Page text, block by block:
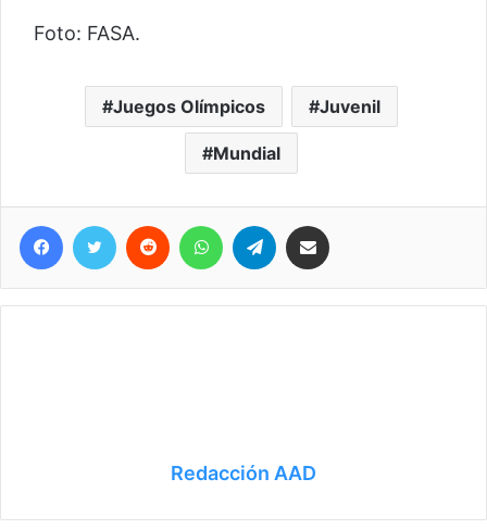
Foto: FASA.
Juegos Olímpicos Juvenil
Mundial
Telegram
Redacción AAD